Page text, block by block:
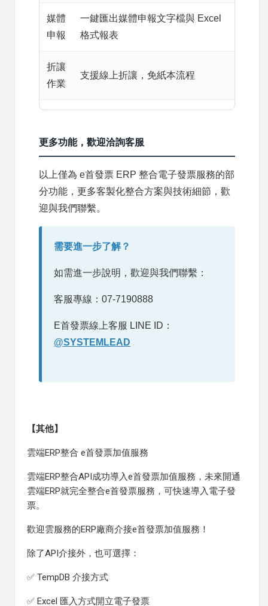
媒體
申報
一鍵匯出媒體申報文字檔與 Excel
格式報表
折讓
作業
支援線上折讓，免紙本流程
更多功能，歡迎洽詢客服
以上僅為 e首發票 ERP 整合電子發票服務的部
分功能，更多客製化整合方案與技術細節，歡
迎與我們聯繫。
需要進一步了解？
如需進一步說明，歡迎與我們聯繫：
客服專線：07-7190888
E首發票線上客服 LINE ID：
@SYSTEMLEAD
【其他】
雲端ERP整合 e首發票加值服務
雲端ERP整合API成功導入e首發票加值服務，未來開通
雲端ERP就完全整合e首發票服務，可快速導入電子發
票。
歡迎雲服務的ERP廠商介接e首發票加值服務！
除了API介接外，也可選擇：
✅ TempDB 介接方式
✅ Excel 匯入方式開立電子發票